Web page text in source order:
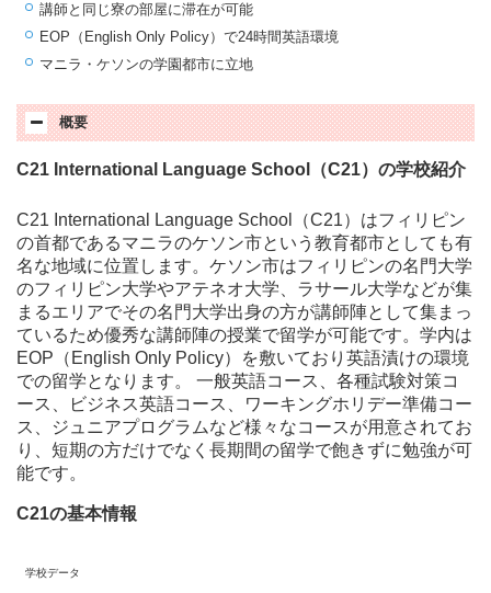
講師と同じ寮の部屋に滞在が可能
EOP（English Only Policy）で24時間英語環境
マニラ・ケソンの学園都市に立地
概要
C21 International Language School（C21）の学校紹介
C21 International Language School（C21）はフィリピン
の首都であるマニラのケソン市という教育都市としても有
名な地域に位置します。ケソン市はフィリピンの名門大学
のフィリピン大学やアテネオ大学、ラサール大学などが集
まるエリアでその名門大学出身の方が講師陣として集まっ
ているため優秀な講師陣の授業で留学が可能です。学内は
EOP（English Only Policy）を敷いており英語漬けの環境
での留学となります。 一般英語コース、各種試験対策コ
ース、ビジネス英語コース、ワーキングホリデー準備コー
ス、ジュニアプログラムなど様々なコースが用意されてお
り、短期の方だけでなく長期間の留学で飽きずに勉強が可
能です。
C21の基本情報
学校データ